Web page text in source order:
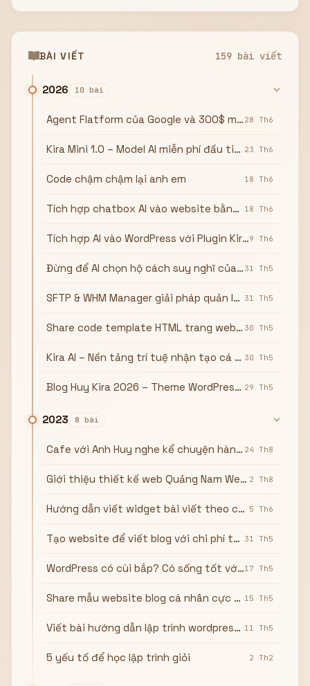
BÀI VIẾT 159 bài viết
2026 10 bài
Agent Flatform của Google và 300$ miễn phí gọi full API Gemini 28 Th6
Kira Mini 1.0 – Model AI miễn phí đầu tiên từ Kira AI 23 Th6
Code chậm chậm lại anh em 18 Th6
Tích hợp chatbox AI vào website bằng plugin Kira Chatbox AI 18 Th6
Tích hợp AI vào WordPress với Plugin Kira AI9 Th6
Đừng để AI chọn hộ cách suy nghĩ của bạn 31 Th5
SFTP & WHM Manager giải pháp quản lý server bằng WordPress 31 Th5
Share code template HTML trang web portfolio giống github 30 Th5
Kira AI – Nền tảng trí tuệ nhận tạo cá nhân 30 Th5
Blog Huy Kira 2026 – Theme WordPress profile cá nhân tích hợp AI 29 Th5
2023 8 bài
Cafe với Anh Huy nghe kể chuyện hành trình fonttiengviet.com 24 Th8
Giới thiệu thiết kế web Quảng Nam Web – quangnamweb.com 2 Th8
Hướng dẫn viết widget bài viết theo chuyên mục trong wordpress 5 Th6
Tạo website để viết blog với chi phí thấp nhất ai cũng làm được 31 Th5
WordPress có cùi bắp? Có sống tốt với nghề thiết kế website wordpress?17 Th5
Share mẫu website blog cá nhân cực nhẹ, giống hocwordpress.vn 15 Th5
Viết bài hướng dẫn lập trình wordpress trở lại 11 Th5
5 yếu tố để học lập trình giỏi 2 Th2